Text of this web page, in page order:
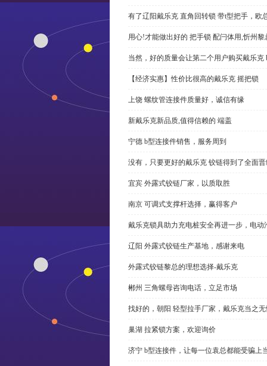
有了辽阳戴乐克 直角回转锁 带t型把手，欧
用心!才能做出好的 把手锁 配闩体用,忻州黎
当然，好的质量会让第二个用户购买戴乐克
【经济实惠】性价比很高的戴乐克 摇把锁
上饶 螺纹管连接件质量好，诚信有缘
新戴乐克新品质,值得信赖的 端盖
宁德 b型连接件销售，服务周到
没有，只要更好的戴乐克 铰链得到了全面
宜宾 外露式铰链厂家，以质取胜
南京 可调式支撑杆选择，赢得客户
戴乐克锁具助力充电桩安全再进一步，电动
辽阳 外露式铰链生产基地，感谢来电
外露式铰链黎总的理想选择-戴乐克
郴州 三角螺母咨询电话，立足市场
找好的，朝阳 轻型拉手厂家，戴乐克当之
巢湖 拉紧锁方案，欢迎询价
济宁 b型连接件，让每一位袁总都能受骗上